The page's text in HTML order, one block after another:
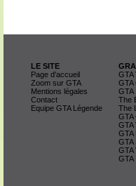
LE SITE
Page d'accueil
Zoom sur GTA
Mentions légales
Contact
Equipe GTA Légende
GTA
GTA
GTA
The
The
GTA
GTA
GTA
GTA
GTA
GTA